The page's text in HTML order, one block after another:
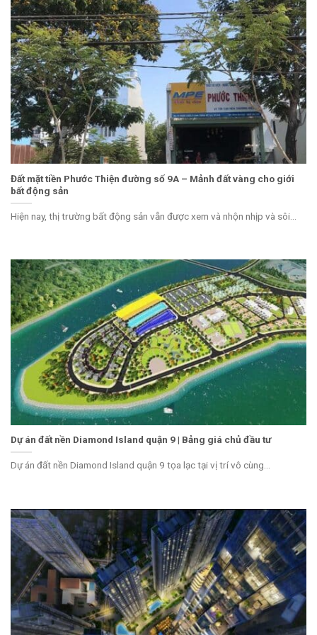
Đất mặt tiền Phước Thiện đường số 9A – Mảnh đất vàng cho giới
bất động sản
Hiện nay, thị trường bất động sản vẫn được xem và nhộn nhịp và sôi...
Dự án đất nền Diamond Island quận 9 | Bảng giá chủ đầu tư
Dự án đất nền Diamond Island quận 9 tọa lạc tại vị trí vô cùng...